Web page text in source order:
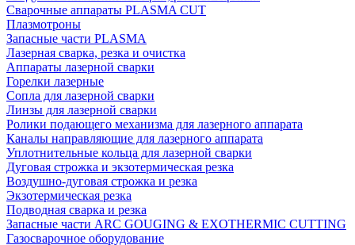
Сварочные аппараты PLASMA CUT
Плазмотроны
Запасные части PLASMA
Лазерная сварка, резка и очистка
Аппараты лазерной сварки
Горелки лазерные
Сопла для лазерной сварки
Линзы для лазерной сварки
Ролики подающего механизма для лазерного аппарата
Каналы направляющие для лазерного аппарата
Уплотнительные кольца для лазерной сварки
Дуговая строжка и экзотермическая резка
Воздушно-дуговая строжка и резка
Экзотермическая резка
Подводная сварка и резка
Запасные части ARC GOUGING & EXOTHERMIC CUTTING
Газосварочное оборудование